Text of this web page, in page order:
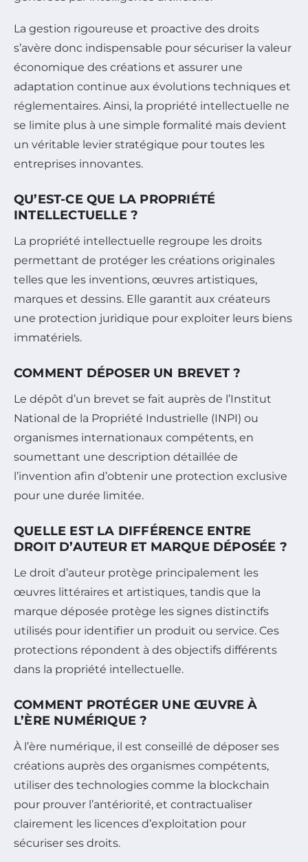
La gestion rigoureuse et proactive des droits
s’avère donc indispensable pour sécuriser la valeur
économique des créations et assurer une
adaptation continue aux évolutions techniques et
réglementaires. Ainsi, la propriété intellectuelle ne
se limite plus à une simple formalité mais devient
un véritable levier stratégique pour toutes les
entreprises innovantes.
QU’EST-CE QUE LA PROPRIÉTÉ
INTELLECTUELLE ?
La propriété intellectuelle regroupe les droits
permettant de protéger les créations originales
telles que les inventions, œuvres artistiques,
marques et dessins. Elle garantit aux créateurs
une protection juridique pour exploiter leurs biens
immatériels.
COMMENT DÉPOSER UN BREVET ?
Le dépôt d’un brevet se fait auprès de l’Institut
National de la Propriété Industrielle (INPI) ou
organismes internationaux compétents, en
soumettant une description détaillée de
l’invention afin d’obtenir une protection exclusive
pour une durée limitée.
QUELLE EST LA DIFFÉRENCE ENTRE
DROIT D’AUTEUR ET MARQUE DÉPOSÉE ?
Le droit d’auteur protège principalement les
œuvres littéraires et artistiques, tandis que la
marque déposée protège les signes distinctifs
utilisés pour identifier un produit ou service. Ces
protections répondent à des objectifs différents
dans la propriété intellectuelle.
COMMENT PROTÉGER UNE ŒUVRE À
L’ÈRE NUMÉRIQUE ?
À l’ère numérique, il est conseillé de déposer ses
créations auprès des organismes compétents,
utiliser des technologies comme la blockchain
pour prouver l’antériorité, et contractualiser
clairement les licences d’exploitation pour
sécuriser ses droits.